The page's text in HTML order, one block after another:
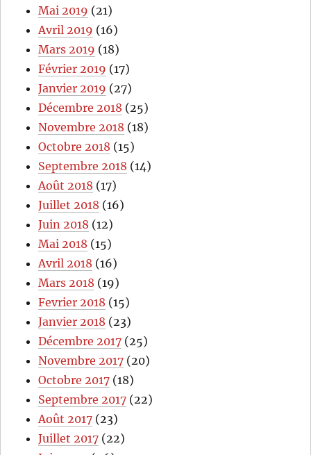
Mai 2019 (21)
Avril 2019 (16)
Mars 2019 (18)
Février 2019 (17)
Janvier 2019 (27)
Décembre 2018 (25)
Novembre 2018 (18)
Octobre 2018 (15)
Septembre 2018 (14)
Août 2018 (17)
Juillet 2018 (16)
Juin 2018 (12)
Mai 2018 (15)
Avril 2018 (16)
Mars 2018 (19)
Fevrier 2018 (15)
Janvier 2018 (23)
Décembre 2017 (25)
Novembre 2017 (20)
Octobre 2017 (18)
Septembre 2017 (22)
Août 2017 (23)
Juillet 2017 (22)